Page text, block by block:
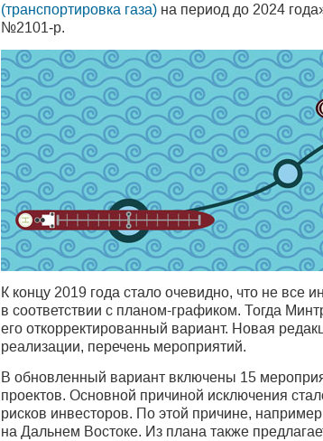
(транспортировка газа) на период до 2024
№2101‑р.
К концу 2019 года стало очевидно, что не
в соответствии с планом-графиком. Тогда
его откорректированный вариант. Новая
реализации, перечень мероприятий.
В обновленный вариант включены 15
проектов. Основной причиной исключения
рисков инвесторов. По этой причине,
на Дальнем Востоке. Из плана также